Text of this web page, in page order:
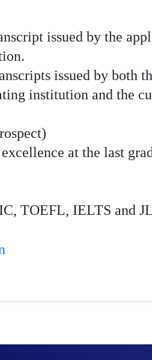
issued by the
issued by both
institution and the
at the last
TOEFL, IELTS and